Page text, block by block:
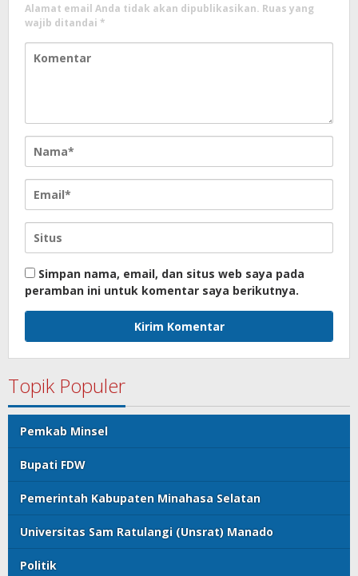
Alamat email Anda tidak akan dipublikasikan. Ruas yang
wajib ditandai *
Simpan nama, email, dan situs web saya pada
peramban ini untuk komentar saya berikutnya.
Topik Populer
Pemkab Minsel
Bupati FDW
Pemerintah Kabupaten Minahasa Selatan
Universitas Sam Ratulangi (Unsrat) Manado
Politik